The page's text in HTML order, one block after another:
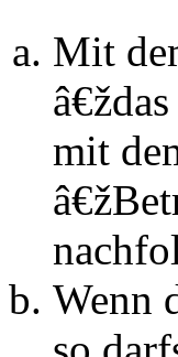
Mit
mit
Wenn